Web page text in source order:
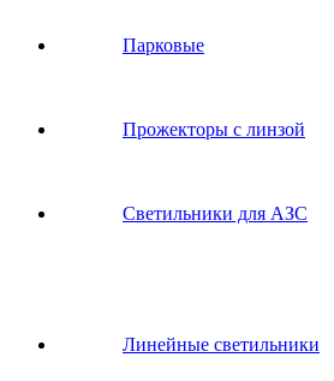
Парковые
Прожекторы с линзой
Светильники для АЗС
Линейные светильники